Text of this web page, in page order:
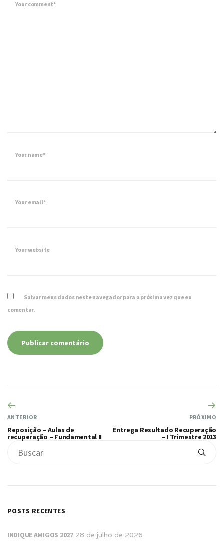
Your comment*
Your name*
Your email*
Your website
Salvar meus dados neste navegador para a próxima vez que eu
comentar.
ANTERIOR
Reposição – Aulas de
recuperação – Fundamental II
PRÓXIMO
Entrega Resultado Recuperação
– I Trimestre 2013
POSTS RECENTES
INDIQUE AMIGOS 2027 28 de julho de 2026